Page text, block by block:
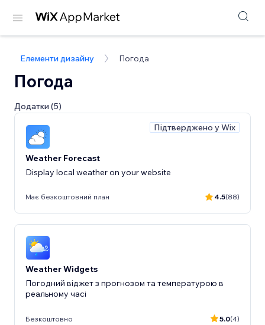
Елементи дизайну Погода
Погода
Додатки (5)
Підтверджено у Wix
Weather Forecast
Display local weather on your website
Має безкоштовний план 4.5(88)
Weather Widgets
Погодний віджет з прогнозом та температурою в
реальному часі
Безкоштовно 5.0(4)